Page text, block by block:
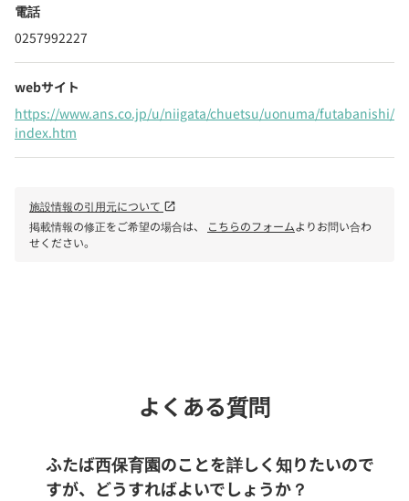
電話
0257992227
webサイト
https://www.ans.co.jp/u/niigata/chuetsu/uonuma/futabanishi/
index.htm
施設情報の引用元について open_in_new
掲載情報の修正をご希望の場合は、 こちらのフォームよりお問い合わ
せください。
よくある質問
ふたば西保育園のことを詳しく知りたいので
すが、どうすればよいでしょうか？